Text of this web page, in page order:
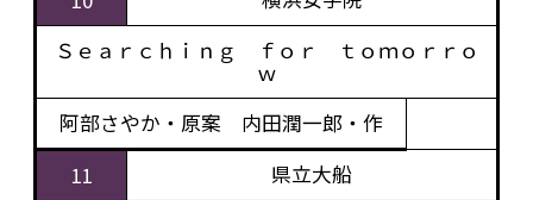
Ｓｅａｒｃｈｉｎｇ ｆｏｒ ｔｏｍｏｒｒｏ
ｗ
阿部さやか・原案 内田潤一郎・作
11
県立大船